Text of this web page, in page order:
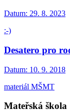
Datum: 29. 8. 2023
:-)
Desatero pro
Datum: 10. 9. 2018
materiál MŠMT
Mateřská škola